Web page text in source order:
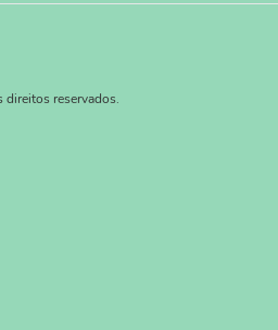
reservados.